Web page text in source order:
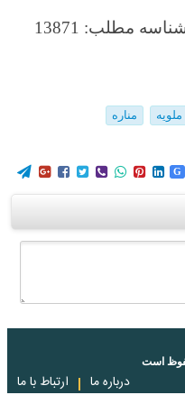
مطلب: 13871
ملویه مناره
        G
است
درباره ما ارتباط با ما